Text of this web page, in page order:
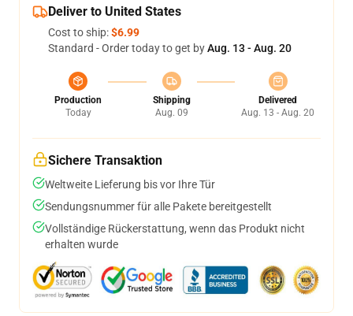
Deliver to United States
Cost to ship:$6.99
Standard - Order today to get byAug. 13 - Aug. 20
Production
Today
Shipping
Aug. 09
Delivered
Aug. 13 - Aug. 20
Sichere Transaktion
Weltweite Lieferung bis vor Ihre Tür
Sendungsnummer für alle Pakete bereitgestellt
Vollständige Rückerstattung, wenn das Produkt nicht
erhalten wurde